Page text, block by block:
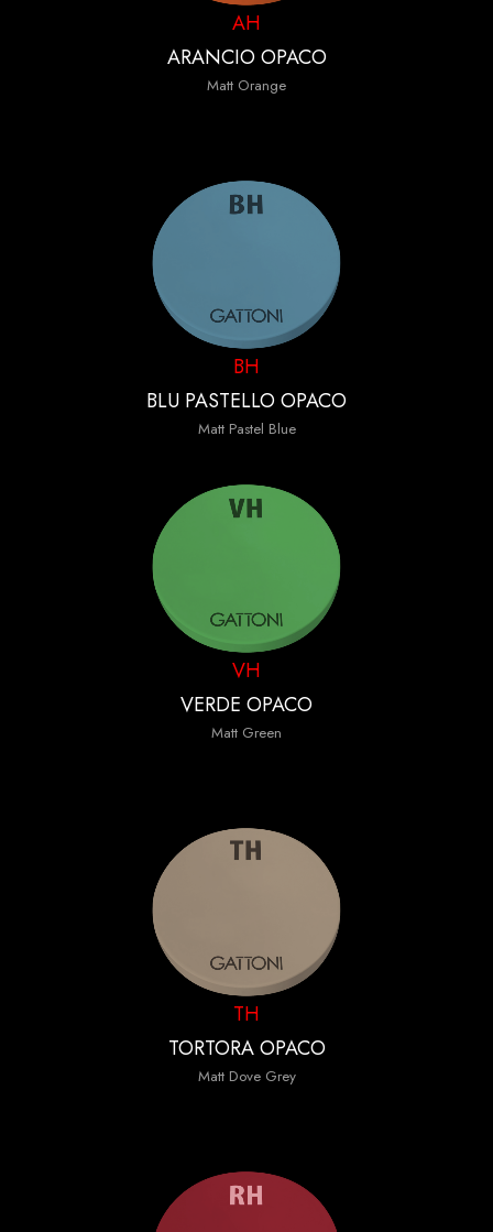
AH
ARANCIO OPACO
Matt Orange
BH
BLU PASTELLO OPACO
Matt Pastel Blue
VH
VERDE OPACO
Matt Green
TH
TORTORA OPACO
Matt Dove Grey